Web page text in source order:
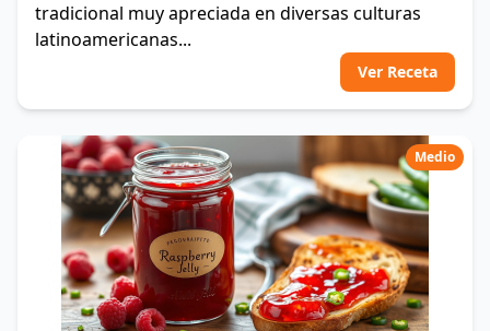
tradicional muy apreciada en diversas culturas
latinoamericanas...
Ver Receta
Medio